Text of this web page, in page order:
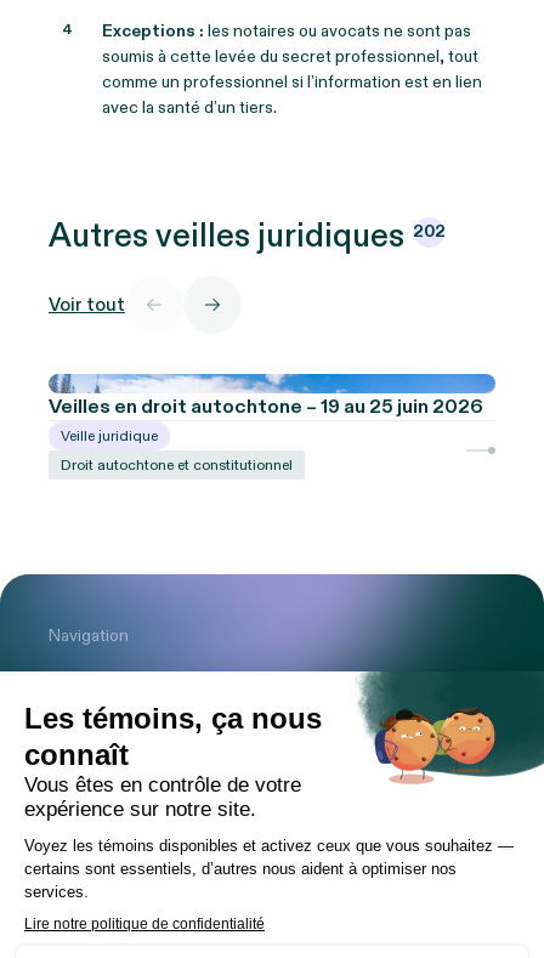
Exceptions : les notaires ou avocats ne sont pas
soumis à cette levée du secret professionnel, tout
comme un professionnel si l’information est en lien
avec la santé d’un tiers.
Autres veilles juridiques 202
Voir tout
Veilles en droit autochtone – 19 au 25 juin 2026
Veille juridique
Droit autochtone et constitutionnel
Navigation
Équipe
Expertises
Bureaux
Carrière
Transactions
Publications
Contact